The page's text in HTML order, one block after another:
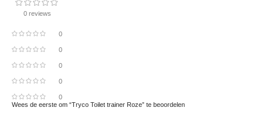
0 reviews
0
0
0
0
0
Wees de eerste om “Tryco Toilet trainer Roze” te beoordelen